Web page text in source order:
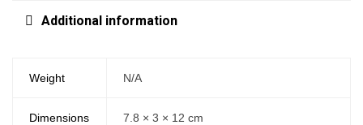
Additional information
Weight N/A
Dimensions 7.8 × 3 × 12 cm